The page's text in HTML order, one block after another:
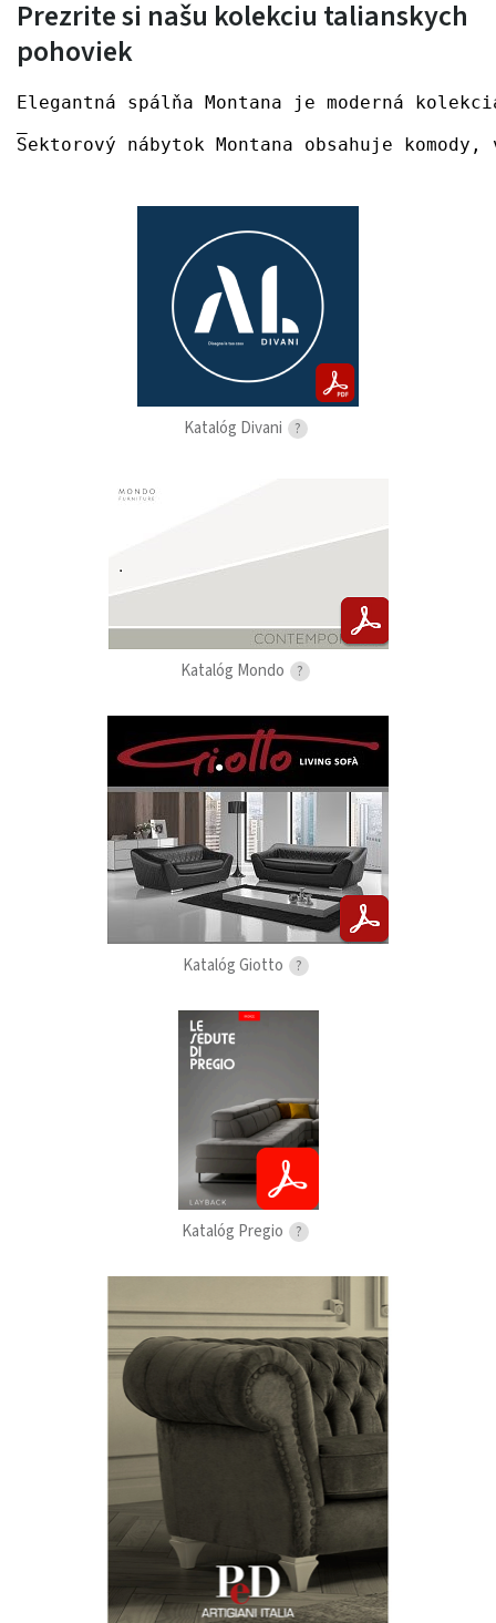
Katalóg Divani ?
Katalóg Mondo ?
Katalóg Giotto ?
Katalóg Pregio ?
Prezrite si našu kolekciu talianskych
pohoviek
Elegantná spálňa Montana je moderná
Sektorový nábytok Montana obsahuje